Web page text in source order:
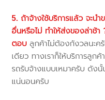
5. ถ้าจ้างใช้บริการแล้ว จะน
อื่นหรือไม่ ทำให้ส่งของล่าช้า
ตอบ ลูกค้าไม่ต้องกังวลนะค
เดียว ทางเราก็ให้บริการลูก
รถรับจ้างแบบเหมาครับ ดัง
แน่นอนครับ